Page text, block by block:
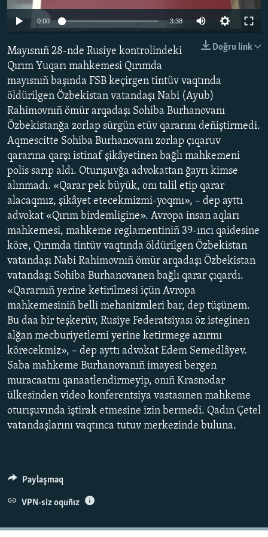
Русский
QOŞULIÑIZ!
RFE/RS bütün saytları
Auto 480p
720p
0:00 3:38
240p
480p
720p
1080p
Doğru link
Mayısnıñ 28-nde Rusiye kontrolindeki
Qırım Yuqarı mahkemesi Qırımda
mayısnıñ başında FSB keçirgen tintüv vaqtında
öldürilgen Özbekistan vatandaşı Nabi (Ayub)
Rahimovnıñ ömür arqadaşı Sohiba Burhanovanı
Özbekistanğa zorlap sürgün etüv qararını deñiştirmedi.
Aqmescitte Sohiba Burhanovanı zorlap çıqaruv
qararına qarşı istinaf şikâyetinen bağlı mahkemeni
polis sarıp aldı. Oturışuvğa advokattan ğayrı kimse
alınmadı. «Qarar pek büyük, onı talil etip qarar
alacaqmız, şikâyet etecekmizmi-yoqmı», – dep ayttı
advokat «Qırım birdemligine». Avropa insan aqları
mahkemesi, mahkeme reglamentiniñ 39-ıncı qaidesine
köre, Qırımda tintüv vaqtında öldürilgen Özbekistan
vatandaşı Nabi Rahimovnıñ ömür arqadaşı Özbekistan
vatandaşı Sohiba Burhanovanen bağlı qarar çıqardı.
«Qararnıñ yerine ketirilmesi içün Avropa
mahkemesiniñ belli mehanizmleri bar, dep tüşünem.
Bu daa bir teşkerüv, Rusiye Federatsiyası öz isteginen
alğan mecburiyetlerni yerine ketirmege azırmı
körecekmiz», – dep ayttı advokat Edem Semedlâyev.
Saba mahkeme Burhanovanıñ imayesi bergen
muracaatnı qanaatlendirmeyip, onıñ Krasnodar
ülkesinden video konferentsiya vastasınen mahkeme
oturışuvında iştirak etmesine izin bermedi. Qadın Çetel
vatandaşlarını vaqtınca tutuv merkezinde buluna.
Paylaşmaq
VPN-siz oquñız